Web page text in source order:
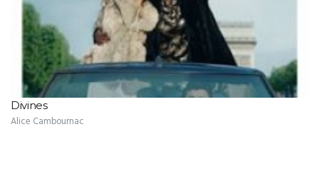
Divines
Alice Cambournac